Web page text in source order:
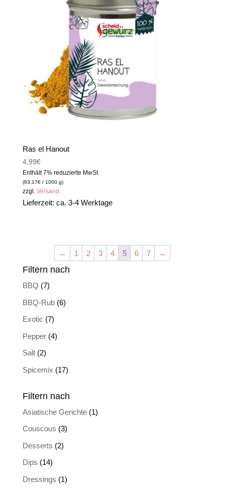
Ras el Hanout
4,99€
Enthält 7% reduzierte MwSt.
(83,17€/ 1000 g)
zzgl. Versand
Lieferzeit: ca. 3-4 Werktage
← 1 2 3 4 5 6 7 →
Filtern nach
BBQ (7)
BBQ-Rub (6)
Exotic (7)
Pepper (4)
Salt (2)
Spicemix (17)
Filtern nach
Asiatische Gerichte (1)
Couscous (3)
Desserts (2)
Dips (14)
Dressings (1)